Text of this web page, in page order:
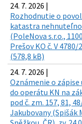
24. 7. 2026 |
Rozhodnutie o
katastra
(PoleNova s.r.o.,
Prešov KO č. V 4780/
(578,8 kB)
24. 7. 2026 |
Oznámenie o
do operátu KN na
pod č. zm. 157, 81,
Jakubovany (Spišák